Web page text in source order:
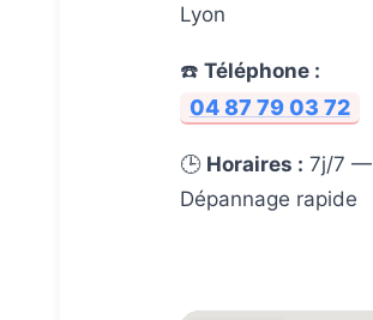
Lyon
☎️ Téléphone :
04 87 79 03 72
🕒 Horaires : 7j/7 —
Dépannage rapide